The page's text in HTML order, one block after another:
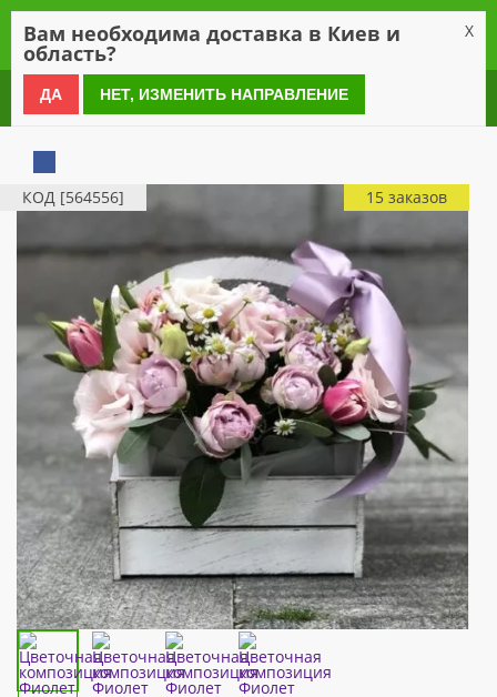
0 800 21 54 55
КОД [564556] 15 заказов
Вам необходима доставка в Киев и
область?
X
ДА НЕТ, ИЗМЕНИТЬ НАПРАВЛЕНИЕ